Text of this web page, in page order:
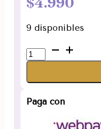
9 disponibles
Sahumerio
Brillar
Madre
Paga con